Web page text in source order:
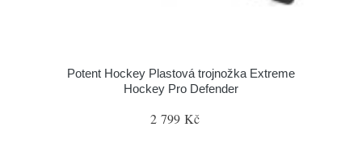
Potent Hockey Plastová trojnožka Extreme
Hockey Pro Defender
2 799 Kč